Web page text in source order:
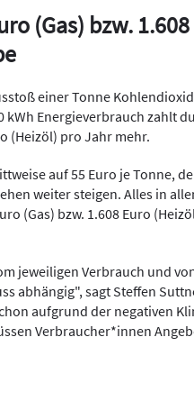
(Gas) bzw.
einer Tonne Kohlendioxid
Energieverbrauch zahlt
(Heizöl) pro Jahr mehr.
auf 55 Euro je Tonne,
weiter steigen. Alles in
(Gas) bzw. 1.608 Euro
jeweiligen Verbrauch und
abhängig", sagt Steffen
aufgrund der negativen
Verbraucher*innen